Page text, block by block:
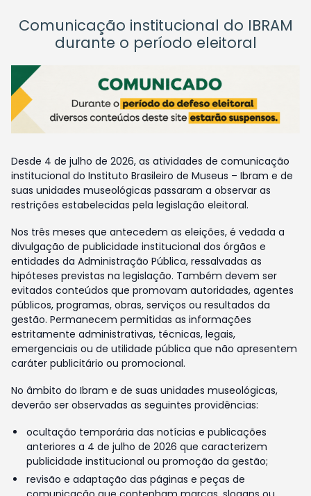
Comunicação institucional do IBRAM
durante o período eleitoral
Desde 4 de julho de 2026, as atividades de comunicação
institucional do Instituto Brasileiro de Museus – Ibram e de
suas unidades museológicas passaram a observar as
restrições estabelecidas pela legislação eleitoral.
Nos três meses que antecedem as eleições, é vedada a
divulgação de publicidade institucional dos órgãos e
entidades da Administração Pública, ressalvadas as
hipóteses previstas na legislação. Também devem ser
evitados conteúdos que promovam autoridades, agentes
públicos, programas, obras, serviços ou resultados da
gestão. Permanecem permitidas as informações
estritamente administrativas, técnicas, legais,
emergenciais ou de utilidade pública que não apresentem
caráter publicitário ou promocional.
No âmbito do Ibram e de suas unidades museológicas,
deverão ser observadas as seguintes providências:
ocultação temporária das notícias e publicações
anteriores a 4 de julho de 2026 que caracterizem
publicidade institucional ou promoção da gestão;
revisão e adaptação das páginas e peças de